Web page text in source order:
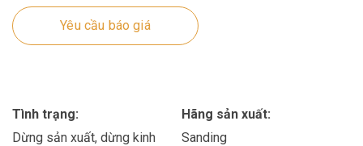
Yêu cầu báo giá
Tình trạng:
Dừng sản xuất, dừng kinh
Hãng sản xuất:
Sanding